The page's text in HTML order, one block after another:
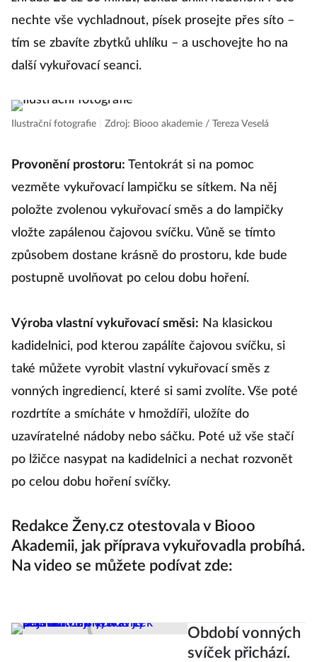
nechte vše vychladnout, písek prosejte přes síto –
tím se zbavíte zbytků uhlíku – a uschovejte ho na
další vykuřovací seanci.
Ilustrační fotografie Zdroj: Biooo akademie / Tereza Veselá
Provonění prostoru: Tentokrát si na pomoc
vezměte vykuřovací lampičku se sítkem. Na něj
položte zvolenou vykuřovací směs a do lampičky
vložte zapálenou čajovou svíčku. Vůně se tímto
způsobem dostane krásně do prostoru, kde bude
postupně uvolňovat po celou dobu hoření.
Výroba vlastní vykuřovací směsi: Na klasickou
kadidelnici, pod kterou zapálíte čajovou svíčku, si
také můžete vyrobit vlastní vykuřovací směs z
vonných ingrediencí, které si sami zvolíte. Vše poté
rozdrtíte a smícháte v hmoždíři, uložíte do
uzavíratelné nádoby nebo sáčku. Poté už vše stačí
po lžičce nasypat na kadidelnici a nechat rozvonět
po celou dobu hoření svíčky.
Redakce Ženy.cz otestovala v Biooo
Akademii, jak příprava vykuřovadla probíhá.
Na video se můžete podívat zde:
Období vonných
svíček přichází.